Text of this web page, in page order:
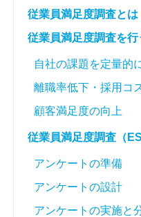
従業員満足度調査とは
従業員満足度調査を行
自社の課題を定量的
離職率低下・採用コ
顧客満足度の向上
従業員満足度調査（
アンケートの準備
アンケートの設計
アンケートの実施と